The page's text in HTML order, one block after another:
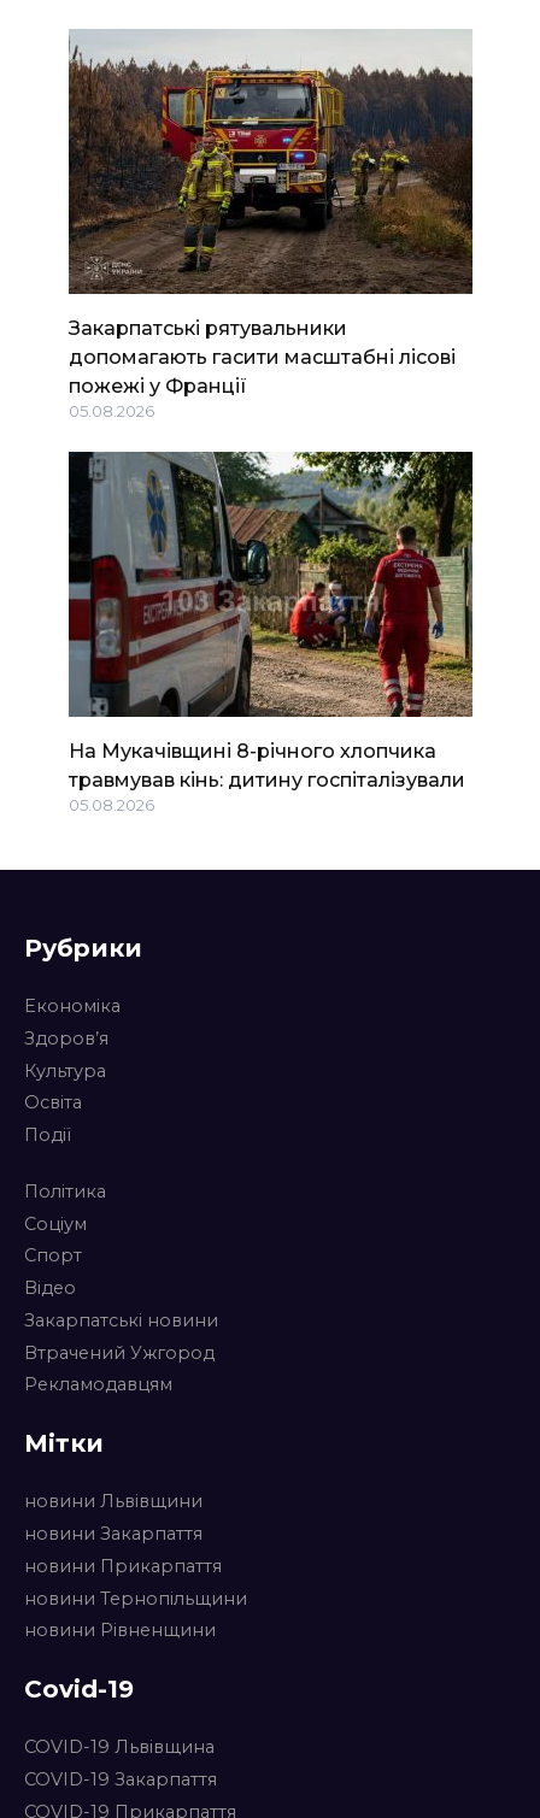
Закарпатські рятувальники
допомагають гасити масштабні лісові
пожежі у Франції
05.08.2026
На Мукачівщині 8-річного хлопчика
травмував кінь: дитину госпіталізували
05.08.2026
Рубрики
Економіка
Здоров’я
Культура
Освіта
Події
Політика
Соціум
Спорт
Відео
Закарпатські новини
Втрачений Ужгород
Рекламодавцям
Мітки
новини Львівщини
новини Закарпаття
новини Прикарпаття
новини Тернопільщини
новини Рівненщини
Covid-19
COVID-19 Львівщина
COVID-19 Закарпаття
COVID-19 Прикарпаття